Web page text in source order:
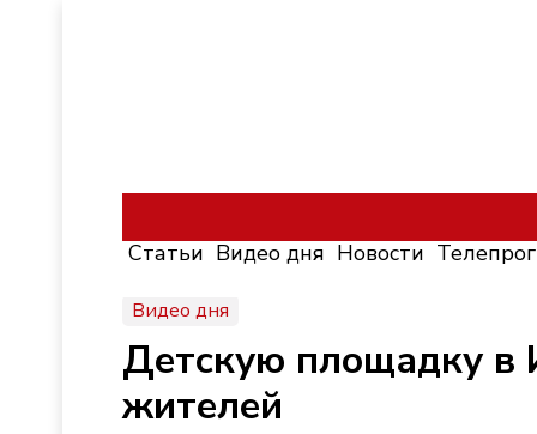
Статьи Видео дня Новости
Видео дня
Детскую площадку в
жителей